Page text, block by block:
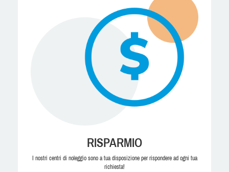
RISPARMIO
I nostri centri di noleggio sono a tua disposizione per rispondere ad ogni tua
richiesta!